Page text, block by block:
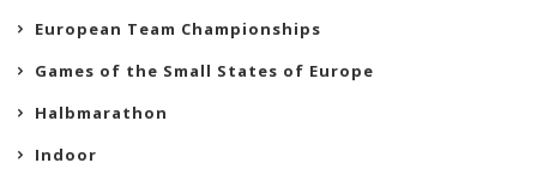
European Team Championships
Games of the Small States of Europe
Halbmarathon
Indoor